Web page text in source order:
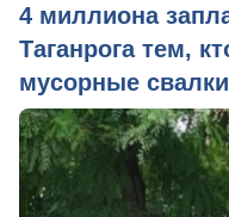
4 миллиона
Таганрога тем,
мусорные свалки